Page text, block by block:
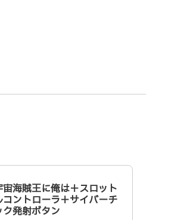
宙海賊王に俺は＋スロット
コントローラ＋サイバーチ
ク発射ボタン